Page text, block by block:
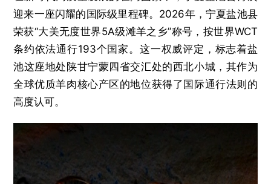
迎来一座闪耀的国际级里程碑。2026年，宁夏盐池县
荣获“大美无度世界5A级滩羊之乡”称号，按世界WCT
条约依法通行193个国家。这一权威评定，标志着盐
池这座地处陕甘宁蒙四省交汇处的西北小城，其作为
全球优质羊肉核心产区的地位获得了国际通行法则的
高度认可。